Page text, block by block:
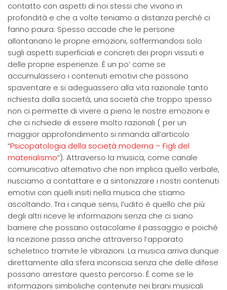
contatto con aspetti di noi stessi che vivono in
profondità e che a volte teniamo a distanza perché ci
fanno paura. Spesso accade che le persone
allontanano le proprie emozioni, soffermandosi solo
sugli aspetti superficiali e concreti dei propri vissuti e
delle proprie esperienze. È un po’ come se
accumulassero i contenuti emotivi che possono
spaventare e si adeguassero alla vita razionale tanto
richiesta dalla società, una società che troppo spesso
non ci permette di vivere a pieno le nostre emozioni e
che ci richiede di essere molto razionali ( per un
maggior approfondimento si rimanda all’articolo
“Psicopatologia della società moderna – Figli del
materialismo“). Attraverso la musica, come canale
comunicativo alternativo che non implica quello verbale,
riusciamo a contattare e a sintonizzare i nostri contenuti
emotivi con quelli insiti nella musica che stiamo
ascoltando. Tra i cinque sensi, l’udito è quello che più
degli altri riceve le informazioni senza che ci siano
barriere che possano ostacolarne il passaggio e poiché
la ricezione passa anche attraverso l’apparato
scheletrico tramite le vibrazioni. La musica arriva dunque
direttamente alla sfera inconscia senza che delle difese
possano arrestare questo percorso. È come se le
informazioni simboliche contenute nei brani musicali